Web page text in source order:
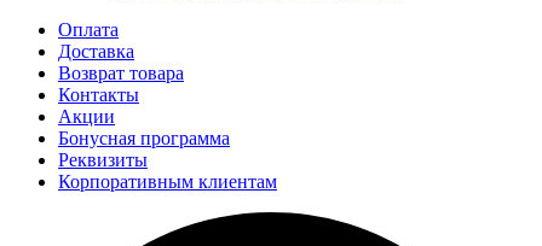
Оплата
Доставка
Возврат товара
Контакты
Акции
Бонусная программа
Реквизиты
Корпоративным клиентам